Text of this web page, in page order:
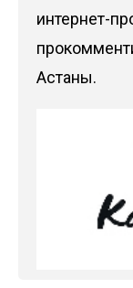
интернет-
Астаны.